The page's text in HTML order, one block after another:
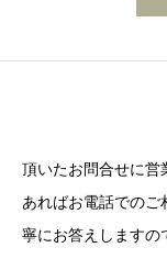
頂いたお問合せに営
あればお電話での
寧にお答えしますの